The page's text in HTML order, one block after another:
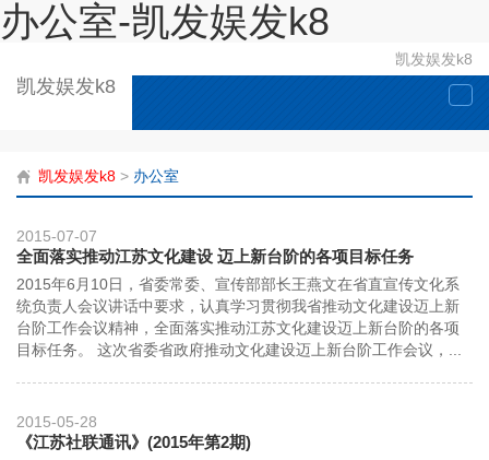
办公室-凯发娱发k8
凯发娱发k8
凯发娱发k8
凯发娱发k8 > 办公室
2015-07-07
全面落实推动江苏文化建设 迈上新台阶的各项目标任务
2015年6月10日，省委常委、宣传部部长王燕文在省直宣传文化系
统负责人会议讲话中要求，认真学习贯彻我省推动文化建设迈上新
台阶工作会议精神，全面落实推动江苏文化建设迈上新台阶的各项
目标任务。 这次省委省政府推动文化建设迈上新台阶工作会议，...
2015-05-28
《江苏社联通讯》(2015年第2期)